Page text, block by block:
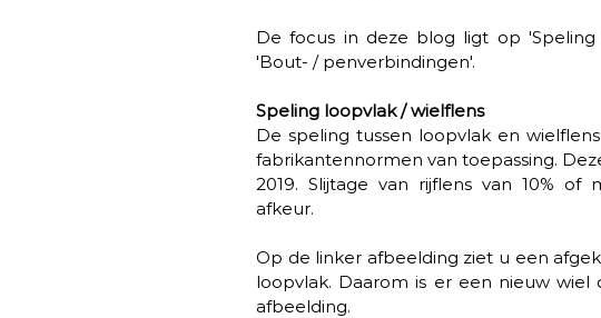
De focus in deze blog ligt op 'Speling
'Bout- / penverbindingen'.
Speling loopvlak / wielflens
De speling tussen loopvlak en
fabrikantennormen van toepassing.
2019. Slijtage van rijflens van 10%
afkeur.
Op de linker afbeelding ziet u een
loopvlak. Daarom is er een nieuw
afbeelding.